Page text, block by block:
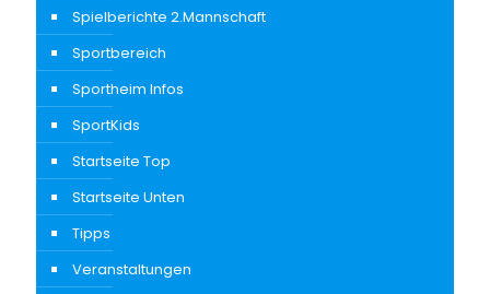
Spielberichte 2.Mannschaft
Sportbereich
Sportheim Infos
SportKids
Startseite Top
Startseite Unten
Tipps
Veranstaltungen